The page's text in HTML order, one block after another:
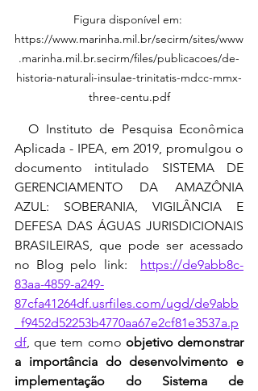
Figura disponível em:
https://www.marinha.mil.br/secirm/sites/www
.marinha.mil.br.secirm/files/publicacoes/de-
historia-naturali-insulae-trinitatis-mdcc-mmx-
three-centu.pdf
Aplicada - IPEA, em 2019, promulgou o
documento intitulado SISTEMA DE
GERENCIAMENTO DA AMAZÔNIA
AZUL: SOBERANIA, VIGILÂNCIA E
DEFESA DAS ÁGUAS JURISDICIONAIS
BRASILEIRAS, que pode ser acessado
no Blog pelo link: https://de9abb8c-
83aa-4859-a249-
87cfa41264df.usrfiles.com/ugd/de9abb
_f9452d52253b4770aa67e2cf81e3537a.p
df , que tem como objetivo demonstrar
a importância do desenvolvimento e
implementação do Sistema de